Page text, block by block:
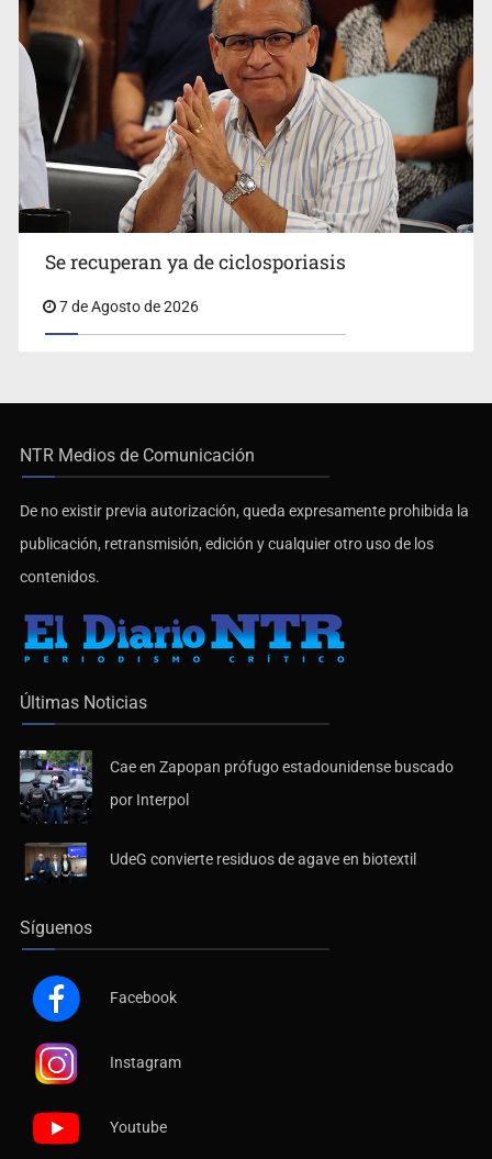
Se recuperan ya de ciclosporiasis
7 de Agosto de 2026
NTR Medios de Comunicación
De no existir previa autorización, queda expresamente prohibida la
publicación, retransmisión, edición y cualquier otro uso de los
contenidos.
Últimas Noticias
Cae en Zapopan prófugo estadounidense buscado
por Interpol
UdeG convierte residuos de agave en biotextil
Síguenos
Facebook
Instagram
Youtube